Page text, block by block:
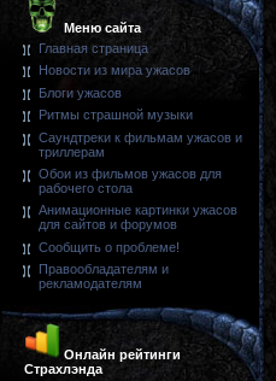
Меню сайта
Главная страница
Новости из мира ужасов
Блоги ужасов
Ритмы страшной музыки
Саундтреки к фильмам ужасов и
триллерам
Обои из фильмов ужасов для
рабочего стола
Анимационные картинки ужасов
для сайтов и форумов
Сообщить о проблеме!
Правообладателям и
рекламодателям
Онлайн рейтинги
Страхлэнда